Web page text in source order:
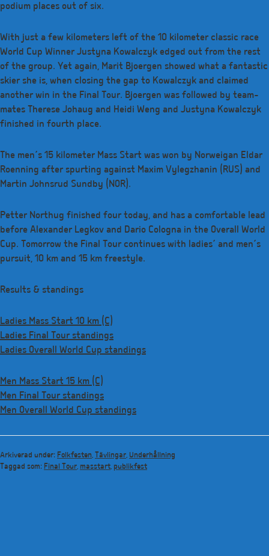
podium places out of six.
With just a few kilometers left of the 10 kilometer classic race
World Cup Winner Justyna Kowalczyk edged out from the rest
of the group. Yet again, Marit Bjoergen showed what a fantastic
skier she is, when closing the gap to Kowalczyk and claimed
another win in the Final Tour. Bjoergen was followed by team-
mates Therese Johaug and Heidi Weng and Justyna Kowalczyk
finished in fourth place.
The men’s 15 kilometer Mass Start was won by Norweigan Eldar
Roenning after spurting against Maxim Vylegzhanin (RUS) and
Martin Johnsrud Sundby (NOR).
Petter Northug finished four today, and has a comfortable lead
before Alexander Legkov and Dario Cologna in the Overall World
Cup. Tomorrow the Final Tour continues with ladies’ and men’s
pursuit, 10 km and 15 km freestyle.
Results & standings
Ladies Mass Start 10 km (C)
Ladies Final Tour standings
Ladies Overall World Cup standings
Men Mass Start 15 km (C)
Men Final Tour standings
Men Overall World Cup standings
Arkiverad under:Folkfesten,Tävlingar,Underhållning
Taggad som:Final Tour,masstart, publikfest